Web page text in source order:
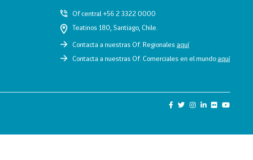
Of central +56 2 3322 0000
Teatinos 180, Santiago, Chile.
Contacta a nuestras Of. Regionales aquí
Contacta a nuestras Of. Comerciales en el mundoaquí